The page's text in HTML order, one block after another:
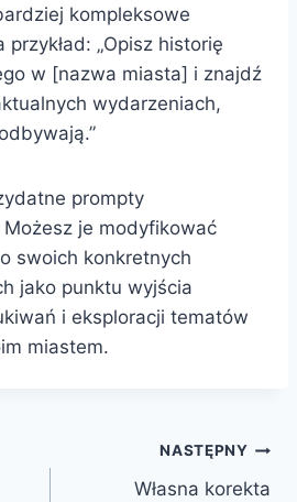
kompleksowe
przykład: „Opisz historię
w [nazwa miasta] i znajdź
wydarzeniach,
prompty
Możesz je modyfikować
swoich konkretnych
jako punktu wyjścia
i eksploracji tematów
miastem.
NASTĘPNY
Własna korekta